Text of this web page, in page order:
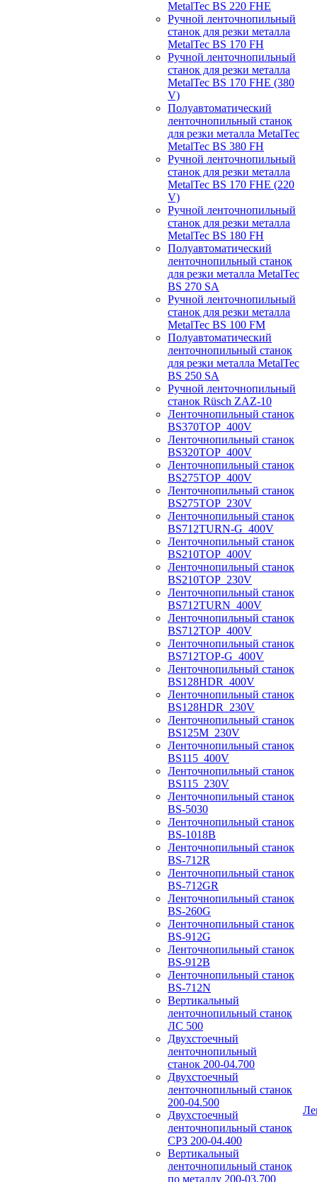
MetalTec BS 220 FHЕ
Ручной ленточнопильный
станок для резки металла
MetalTec BS 170 FH
Ручной ленточнопильный
станок для резки металла
MetalTec BS 170 FHE (380
V)
Полуавтоматический
ленточнопильный станок
для резки металла MetalTec
MetalTec BS 380 FH
Ручной ленточнопильный
станок для резки металла
MetalTec BS 170 FHE (220
V)
Ручной ленточнопильный
станок для резки металла
MetalTec BS 180 FH
Полуавтоматический
ленточнопильный станок
для резки металла MetalTec
BS 270 SA
Ручной ленточнопильный
станок для резки металла
MetalTec BS 100 FM
Полуавтоматический
ленточнопильный станок
для резки металла MetalTec
BS 250 SA
Ручной ленточнопильный
станок Rüsch ZAZ-10
Ленточнопильный станок
BS370TOP_400V
Ленточнопильный станок
BS320TOP_400V
Ленточнопильный станок
BS275TOP_400V
Ленточнопильный станок
BS275TOP_230V
Ленточнопильный станок
BS712TURN-G_400V
Ленточнопильный станок
BS210TOP_400V
Ленточнопильный станок
BS210TOP_230V
Ленточнопильный станок
BS712TURN_400V
Ленточнопильный станок
BS712TOP_400V
Ленточнопильный станок
BS712TOP-G_400V
Ленточнопильный станок
BS128HDR_400V
Ленточнопильный станок
BS128HDR_230V
Ленточнопильный станок
BS125M_230V
Ленточнопильный станок
BS115_400V
Ленточнопильный станок
BS115_230V
Ленточнопильный станок
BS-5030
Ленточнопильный станок
BS-1018B
Ленточнопильный станок
BS-712R
Ленточнопильный станок
BS-712GR
Ленточнопильный станок
BS-260G
Ленточнопильный станок
BS-912G
Ленточнопильный станок
BS-912В
Ленточнопильный станок
BS-712N
Вертикальный
ленточнопильный станок
ЛС 500
Двухстоечный
ленточнопильный
станок 200-04.700
Двухстоечный
ленточнопильный станок
200-04.500
Двухстоечный
ленточнопильный станок
СРЗ 200-04.400
Вертикальный
ленточнопильный станок
по металлу 200-03.700